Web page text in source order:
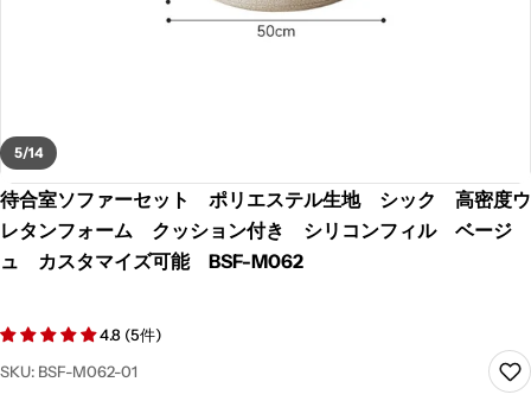
5/14
待合室ソファーセット ポリエステル生地 シック 高密度ウ
レタンフォーム クッション付き シリコンフィル ベージ
ュ カスタマイズ可能 BSF-M062
4.8 (5件)
SKU: BSF-M062-01